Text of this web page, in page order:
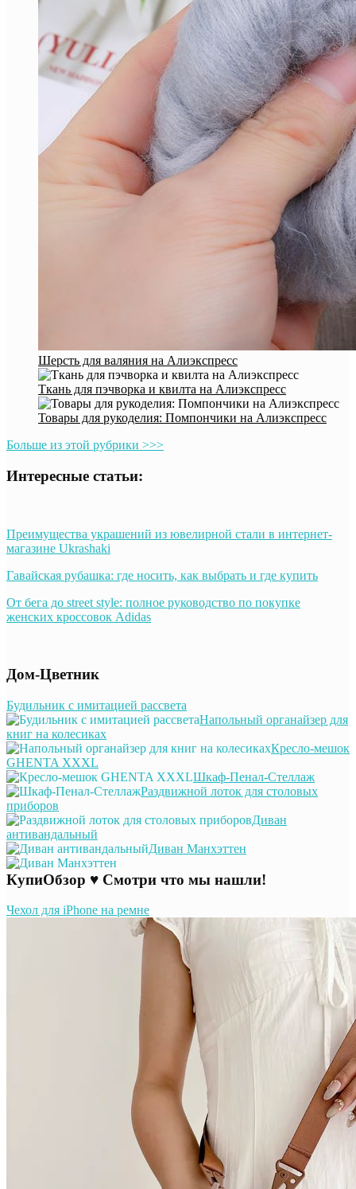
Шерсть для валяния на Алиэкспресс
Ткань для пэчворка и квилта на Алиэкспресс
Товары для рукоделия: Помпончики на Алиэкспресс
Больше из этой рубрики >>>
Интересные статьи:
Преимущества украшений из ювелирной стали в интернет-
магазине Ukrashaki
Гавайская рубашка: где носить, как выбрать и где купить
От бега до street style: полное руководство по покупке
женских кроссовок Adidas
Дом-Цветник
Будильник с имитацией рассвета
Напольный органайзер для
книг на колесиках
Кресло-мешок
GHENTA XXXL
Шкаф-Пенал-Стеллаж
Раздвижной лоток для столовых
приборов
Диван
антивандальный
Диван Манхэттен
КупиОбзор ♥ Смотри что мы нашли!
Чехол для iPhone на ремне